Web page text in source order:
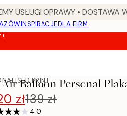
USŁUGI OPRAWY • DOSTAWA
INSPIRACJEDLA FIRM
PRINT
Balloon Personal
zł139 zł
4.0